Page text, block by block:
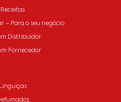
Receitas
– Para o seu negócio
Distribuidor
Fornecedor
Linguiças